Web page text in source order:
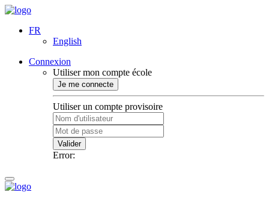
FR
English
Connexion
Utiliser mon compte école
Je me connecte
Utiliser un compte provisoire
Valider
Error: